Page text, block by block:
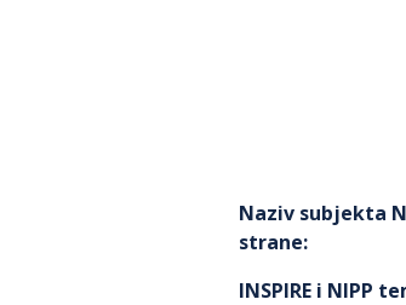
Naziv subjekta
strane:
INSPIRE i NIPP